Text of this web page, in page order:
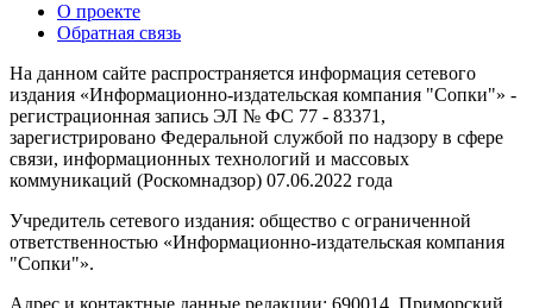
О проекте
Обратная связь
На данном сайте распространяется информация сетевого
издания «Информационно-издательская компания "Сопки"» -
регистрационная запись ЭЛ № ФС 77 - 83371,
зарегистрировано Федеральной службой по надзору в сфере
связи, информационных технологий и массовых
коммуникаций (Роскомнадзор) 07.06.2022 года
Учредитель сетевого издания: общество с ограниченной
ответственностью «Информационно-издательская компания
"Сопки"».